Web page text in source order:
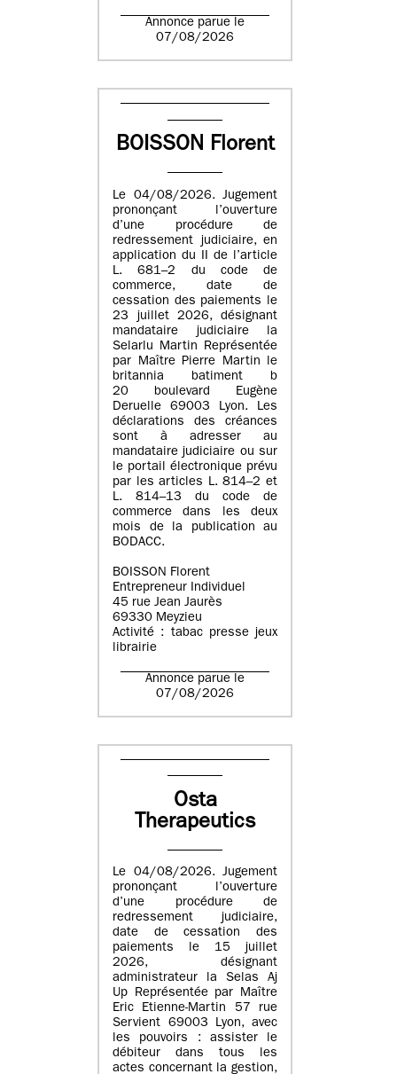
Annonce parue le
07/08/2026
BOISSON Florent
Le 04/08/2026. Jugement
prononçant l’ouverture
d’une procédure de
redressement judiciaire, en
application du II de l’article
L. 681–2 du code de
commerce, date de
cessation des paiements le
23 juillet 2026, désignant
mandataire judiciaire la
Selarlu Martin Représentée
par Maître Pierre Martin le
britannia batiment b
20 boulevard Eugène
Deruelle 69003 Lyon. Les
déclarations des créances
sont à adresser au
mandataire judiciaire ou sur
le portail électronique prévu
par les articles L. 814–2 et
L. 814–13 du code de
commerce dans les deux
mois de la publication au
BODACC.
BOISSON Florent
Entrepreneur Individuel
45 rue Jean Jaurès
69330 Meyzieu
Activité : tabac presse jeux
librairie
Annonce parue le
07/08/2026
Osta
Therapeutics
Le 04/08/2026. Jugement
prononçant l’ouverture
d’une procédure de
redressement judiciaire,
date de cessation des
paiements le 15 juillet
2026, désignant
administrateur la Selas Aj
Up Représentée par Maître
Eric Etienne-Martin 57 rue
Servient 69003 Lyon, avec
les pouvoirs : assister le
débiteur dans tous les
actes concernant la gestion,